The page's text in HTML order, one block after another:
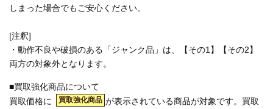
しまった場合でもご安心ください。
[注釈]
・動作不良や破損のある「ジャンク品」は、【その1】【その2】
両方の対象外となります。
■買取強化商品について
買取価格に
買取強化商品 が表示されている商品が対象です。買取